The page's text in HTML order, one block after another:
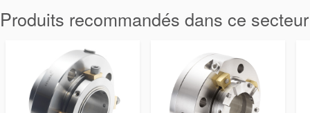
tresses
d’étanchéité
Système de
Produits recommandés dans ce secteur